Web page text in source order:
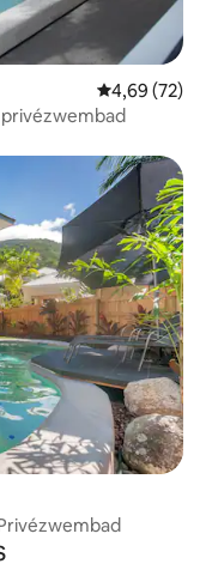
Gemiddelde
4,69 (72)
privézwembad